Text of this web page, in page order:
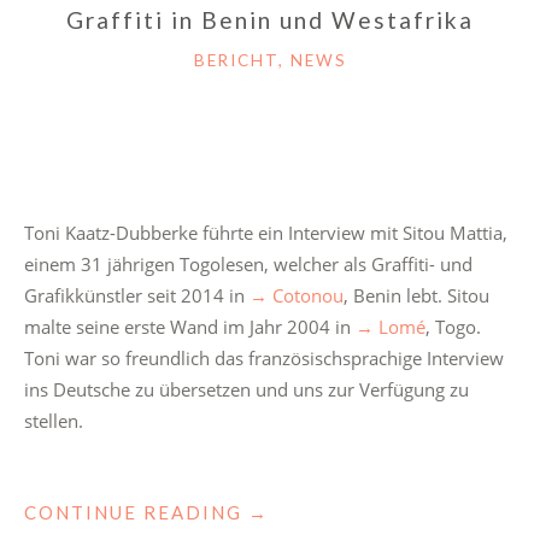
Graffiti in Benin und Westafrika
CATEGORIES
BERICHT, NEWS
Toni Kaatz-Dubberke führte ein Interview mit Sitou Mattia,
einem 31 jährigen Togolesen, welcher als Graffiti- und
Grafikkünstler seit 2014 in → Cotonou, Benin lebt. Sitou
malte seine erste Wand im Jahr 2004 in → Lomé, Togo.
Toni war so freundlich das französischsprachige Interview
ins Deutsche zu übersetzen und uns zur Verfügung zu
stellen.
CONTINUE READING
"GRAFFITI
→